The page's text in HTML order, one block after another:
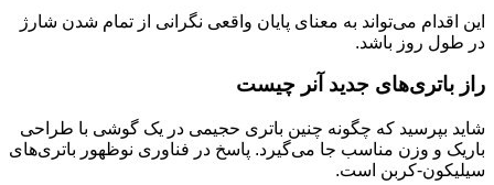
این اقدام می‌تواند به معنای پایان واقعی نگرانی از تمام شدن شارژ
در طول روز باشد.
راز باتری‌های جدید آنر چیست
شاید بپرسید که چگونه چنین باتری حجیمی در یک گوشی با طراحی
باریک و وزن مناسب جا می‌گیرد. پاسخ در فناوری نوظهور باتری‌های
سیلیکون-کربن است.